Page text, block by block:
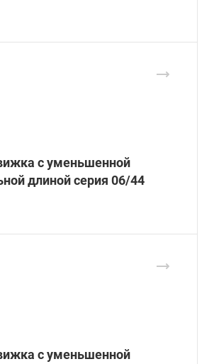
с уменьшенной
длиной серия 06/44
с уменьшенной